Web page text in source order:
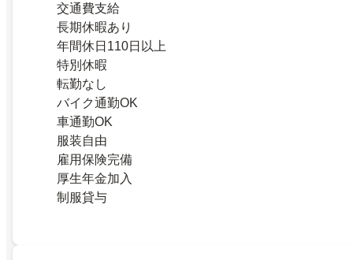
交通費支給
長期休暇あり
年間休日110日以上
特別休暇
転勤なし
バイク通勤OK
車通勤OK
服装自由
雇用保険完備
厚生年金加入
制服貸与